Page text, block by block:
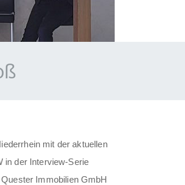
mit der aktuellen
in der Interview-Serie
Immobilien GmbH